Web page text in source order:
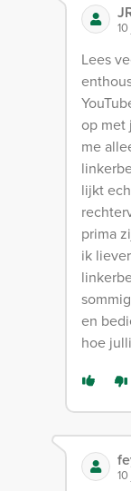
Lees
op met
me
lijkt
prima
ik
en
hoe